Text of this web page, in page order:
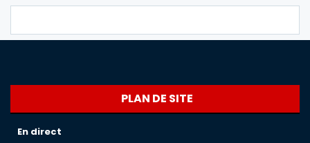
PLAN DE SITE
En direct